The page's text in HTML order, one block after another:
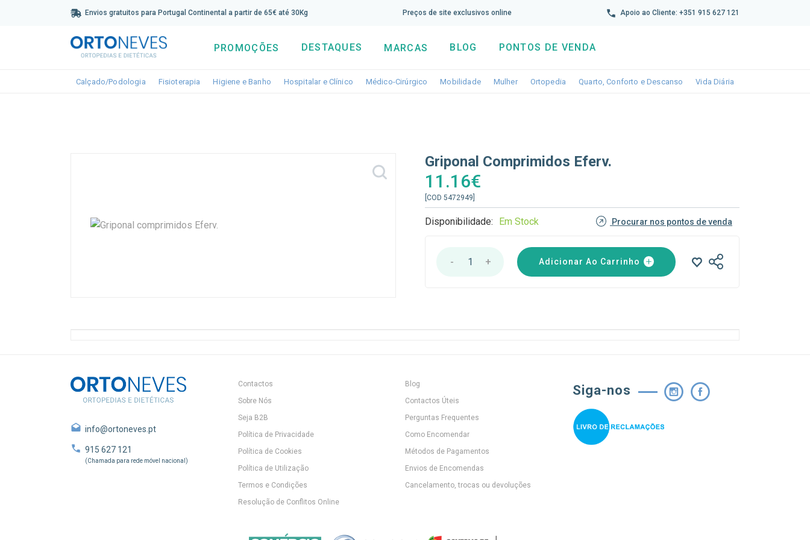
Envios gratuitos para Portugal Continental a partir de 65€ até 30Kg Preços de site exclusivos online Apoio ao Cliente: +351 915 627 121
PROMOÇÕES DESTAQUES MARCAS BLOG PONTOS DE VENDA
Calçado/Podologia Toggle dropdown
Fisioterapia Toggle dropdown
Higiene e Banho Toggle dropdown
Hospitalar e Clínico Toggle dropdown
Médico-Cirúrgico Toggle dropdown
Mobilidade Toggle dropdown
Mulher Toggle dropdown
Ortopedia Toggle dropdown
Quarto, Conforto e Descanso Toggle dropdown
Vida Diária
Subscreva aqui a nossa newsletter e tenha 5% de desconto direto
Griponal Comprimidos Eferv.
11.16€
[COD 5472949]
Disponibilidade: Em Stock Procurar nos pontos de venda
- 1 + Adicionar Ao Carrinho
info@ortoneves.pt
915 627 121
(Chamada para rede móvel nacional)
Contactos
Sobre Nós
Seja B2B
Política de Privacidade
Política de Cookies
Política de Utilização
Termos e Condições
Resolução de Conflitos Online
Blog
Contactos Úteis
Perguntas Frequentes
Como Encomendar
Métodos de Pagamentos
Envios de Encomendas
Cancelamento, trocas ou devoluções
Siga-nos